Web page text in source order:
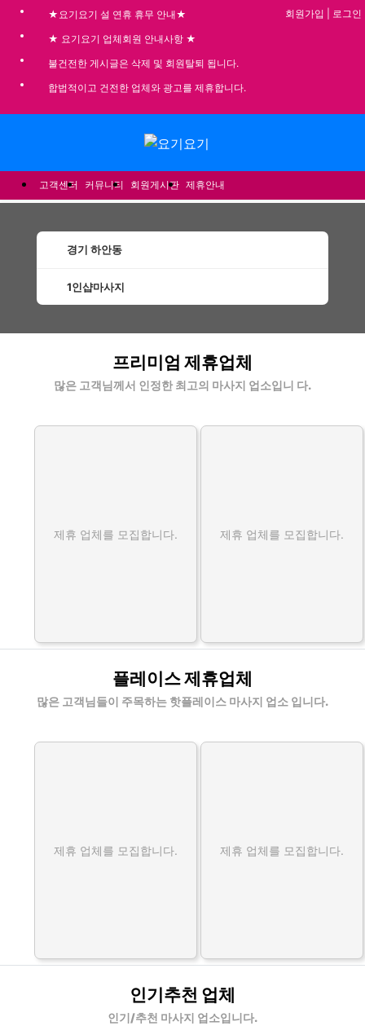
★요기요기 설 연휴 휴무 안내★
★ 요기요기 업체회원 안내사항 ★
불건전한 게시글은 삭제 및 회원탈퇴 됩니다.
합법적이고 건전한 업체와 광고를 제휴합니다.
회원가입 로그인
고객센터 커뮤니티 회원게시판 제휴안내
경기 하안동
1인샵마사지
프리미엄 제휴업체
많은 고객님께서 인정한 최고의 마사지 업소입니 다.
제휴 업체를 모집합니다. 제휴 업체를 모집합니다.
플레이스 제휴업체
많은 고객님들이 주목하는 핫플레이스 마사지 업소 입니다.
제휴 업체를 모집합니다. 제휴 업체를 모집합니다.
인기추천 업체
인기/추천 마사지 업소입니다.